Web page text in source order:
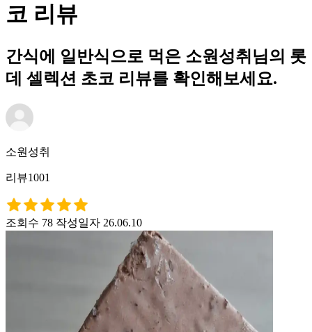
코 리뷰
간식에 일반식으로 먹은 소원성취님의 롯
데 셀렉션 초코 리뷰를 확인해보세요.
소원성취
리뷰1001
조회수 78 작성일자 26.06.10